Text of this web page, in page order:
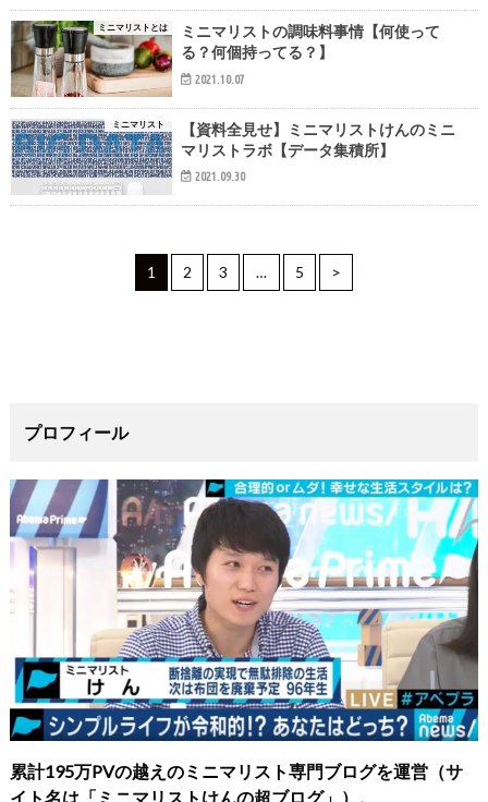
ミニマリストとは
ミニマリストの調味料事情【何使って
る？何個持ってる？】
2021.10.07
ミニマリスト
【資料全見せ】ミニマリストけんのミニ
マリストラボ【データ集積所】
2021.09.30
1 2 3 … 5 >
プロフィール
累計195万PVの越えのミニマリスト専門ブログを運営（サ
イト名は「ミニマリストけんの超ブログ」）。